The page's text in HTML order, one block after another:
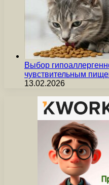
Выбор
чувствительным
13.02.2026